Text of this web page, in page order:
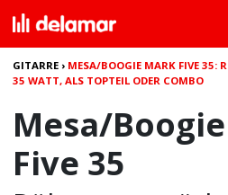
GITARRE › MESA/BOOGIE MARK FIVE 35:
35 WATT, ALS TOPTEIL ODER COMBO
Mesa/
Five 35